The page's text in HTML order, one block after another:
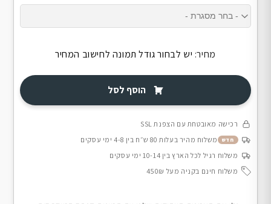
מחיר: יש לבחור גודל תמונה לחישוב המחיר
הוסף לסל
רכישה מאובטחת עם הצפנת SSL
חדש
משלוח מהיר בעלות 80 ש״ח בין 4-8 ימי עסקים
משלוח רגיל לכל הארץ בין 10-14 ימי עסקים
משלוח חינם בקניה מעל 450₪